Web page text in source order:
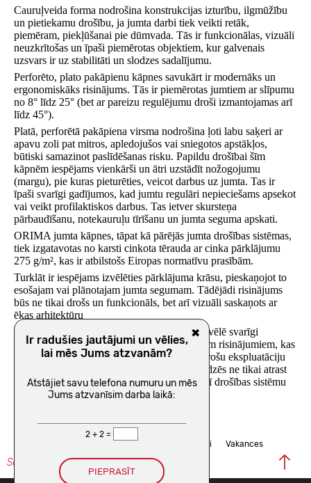
Cauruļveida forma nodrošina konstrukcijas izturību, ilgmūžību
un pietiekamu drošību, ja jumta darbi tiek veikti retāk,
piemēram, piekļūšanai pie dūmvada. Tās ir funkcionālas, vizuāli
neuzkrītošas un īpaši piemērotas objektiem, kur galvenais
uzsvars ir uz stabilitāti un slodzes sadalījumu.
Perforēto, plato pakāpienu kāpnes savukārt ir modernāks un
ergonomiskāks risinājums. Tās ir piemērotas jumtiem ar slīpumu
no 8° līdz 25° (bet ar pareizu regulējumu droši izmantojamas arī
līdz 45°).
Platā, perforētā pakāpiena virsma nodrošina ļoti labu saķeri ar
apavu zoli pat mitros, apledojušos vai sniegotos apstākļos,
būtiski samazinot paslīdēšanas risku. Papildu drošībai šīm
kāpnēm iespējams vienkārši un ātri uzstādīt nožogojumu
(margu), pie kuras pieturēties, veicot darbus uz jumta. Tas ir
īpaši svarīgi gadījumos, kad jumtu regulāri nepieciešams apsekot
vai veikt profilaktiskos darbus. Tas ietver skursteņa
pārbaudīšanu, notekauruļu tīrīšanu un jumta seguma apskati.
ORIMA jumta kāpnes, tāpat kā pārējās jumta drošības sistēmas,
tiek izgatavotas no karsti cinkota tērauda ar cinka pārklājumu
275 g/m², kas ir atbilstošs Eiropas normatīvu prasībām.
Turklāt ir iespējams izvēlēties pārklājuma krāsu, pieskaņojot to
esošajam vai plānotajam jumta segumam. Tādējādi risinājums
būs ne tikai drošs un funkcionāls, bet arī vizuāli saskaņots ar
ēkas arhitektūru
ORIMA atgādina - jumta drošības sistēmu izvēlē svarīgi
paļauties tikai uz pārbaudītiem un sertificētiem risinājumiem, kas
garantē atbilstību kvalitātes standartiem un drošu ekspluatāciju
ilgtermiņā! Mūsu profesionālā komanda palīdzēs ne tikai atrast
vispiemērotāko risinājumu, bet nodrošinās arīdrošības sistēmu
montāžu!
Seko mums
E-veikala noteikumi Vakances
✖
Ir radušies jautājumi un vēlies,
lai mēs Jums atzvanām?
Atstājiet savu telefona numuru un mēs
Jums atzvanīsim darba laikā:
2 + 2 =